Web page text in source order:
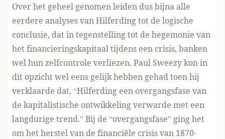
Over het geheel genomen leiden dus bijna alle
eerdere analyses van Hilferding tot de logische
conclusie, dat in tegenstelling tot de hegemonie van
het financieringskapitaal tijdens een crisis, banken
wel hun zelfcontrole verliezen. Paul Sweezy kon in
dit opzicht wel eens gelijk hebben gehad toen hij
verklaarde dat, “Hilferding een overgangsfase van
de kapitalistische ontwikkeling verwarde met een
langdurige trend.” Bij de “overgangsfase” ging het
om het herstel van de financiële crisis van 1870-